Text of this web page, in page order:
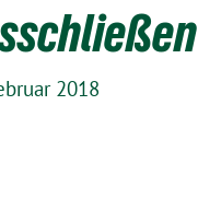
2018